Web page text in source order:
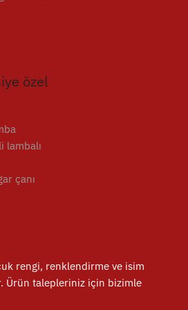
özel
lambalı
çanı
rengi, renklendirme ve isim
Ürün talepleriniz için bizimle